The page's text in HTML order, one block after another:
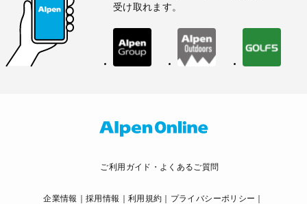
受け取れます。
ご利用ガイド・よくあるご質問
企業情報 採用情報 利用規約
プライバシーポリシー